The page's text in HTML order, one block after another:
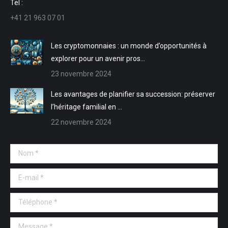
Tel :
+41 21 963 07 01
Les cryptomonnaies : un monde d’opportunités à
explorer pour un avenir pros…
23 novembre 2024
Les avantages de planifier sa succession: préserver
l’héritage familial en …
22 novembre 2024
Nom *
E-mail *
Téléphone *
Message *